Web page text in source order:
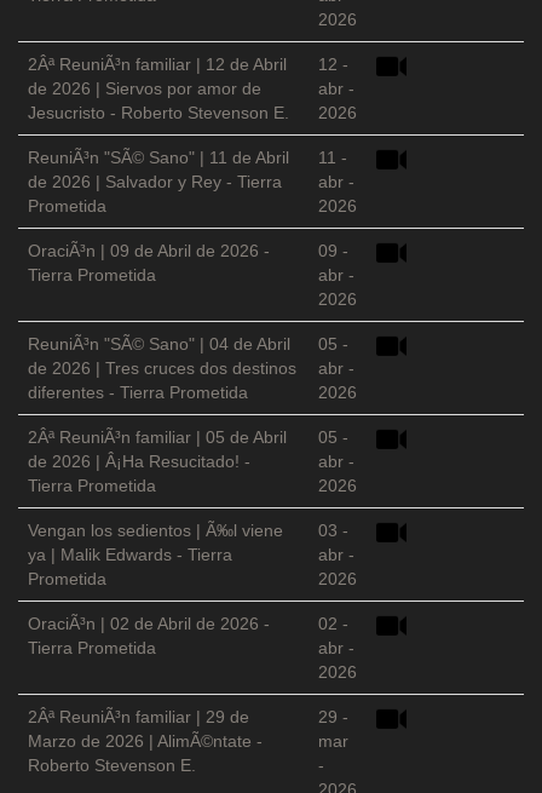
2026
2Âª ReuniÃ³n familiar | 12 de Abril
de 2026 | Siervos por amor de
Jesucristo - Roberto Stevenson E.
12 -
abr -
2026
ReuniÃ³n "SÃ© Sano" | 11 de Abril
de 2026 | Salvador y Rey - Tierra
Prometida
11 -
abr -
2026
OraciÃ³n | 09 de Abril de 2026 -
Tierra Prometida
09 -
abr -
2026
ReuniÃ³n "SÃ© Sano" | 04 de Abril
de 2026 | Tres cruces dos destinos
diferentes - Tierra Prometida
05 -
abr -
2026
2Âª ReuniÃ³n familiar | 05 de Abril
de 2026 | Â¡Ha Resucitado! -
Tierra Prometida
05 -
abr -
2026
Vengan los sedientos | Ã‰l viene
ya | Malik Edwards - Tierra
Prometida
03 -
abr -
2026
OraciÃ³n | 02 de Abril de 2026 -
Tierra Prometida
02 -
abr -
2026
2Âª ReuniÃ³n familiar | 29 de
Marzo de 2026 | AlimÃ©ntate -
Roberto Stevenson E.
29 -
mar
-